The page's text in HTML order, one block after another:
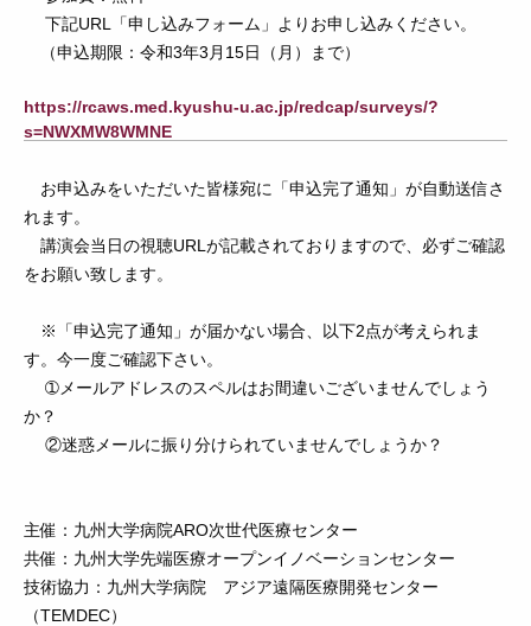
下記URL「申し込みフォーム」よりお申し込みください。
（申込期限：令和3年3月15日（月）まで）
https://rcaws.med.kyushu-u.ac.jp/redcap/surveys/?
s=NWXMW8WMNE
お申込みをいただいた皆様宛に「申込完了通知」が自動送信さ
れます。
講演会当日の視聴URLが記載されておりますので、必ずご確認
をお願い致します。
※「申込完了通知」が届かない場合、以下2点が考えられま
す。今一度ご確認下さい。
➀メールアドレスのスペルはお間違いございませんでしょう
か？
②迷惑メールに振り分けられていませんでしょうか？
主催：九州大学病院ARO次世代医療センター
共催：九州大学先端医療オープンイノベーションセンター
技術協力：九州大学病院 アジア遠隔医療開発センター
（TEMDEC）